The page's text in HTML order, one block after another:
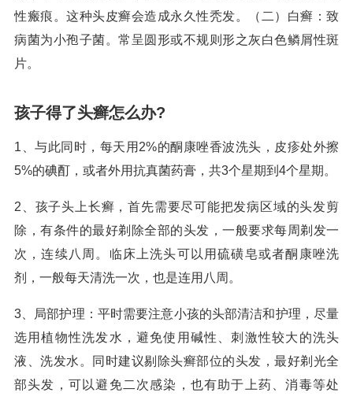
性瘢痕。这种头皮癣会造成永久性秃发。（二）白癣：致
病菌为小孢子菌。常呈圆形或不规则形之灰白色鳞屑性斑
片。
孩子得了头癣怎么办?
1、与此同时，每天用2%的酮康唑香波洗头，皮疹处外擦
5%的碘酊，或者外用抗真菌药膏，共3个星期到4个星期。
2、孩子头上长癣，首先需要尽可能把发病区域的头发剪
除，有条件的最好剃除全部的头发，一般要求每周剃发一
次，连续八周。临床上洗头可以用硫磺皂或者酮康唑洗
剂，一般每天清洗一次，也是连用八周。
3、局部护理：平时需要注意小孩的头部清洁和护理，尽量
选用植物性洗发水，避免使用碱性、刺激性较大的洗头
液、洗发水。同时建议剔除头癣部位的头发，最好剃光全
部头发，可以避免二次感染，也有助于上药、消毒等处